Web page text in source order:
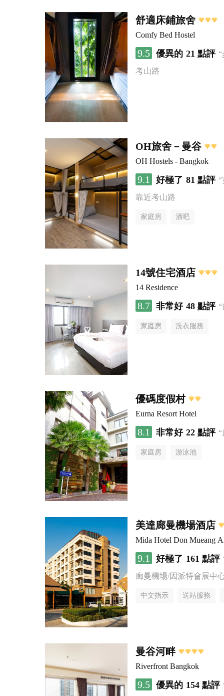
舒適床鋪旅舍
Comfy Bed Hostel
9.5 優異的 21 點評
考山路
OH旅舍－曼谷
OH Hostels - Bangkok
9.1 好極了 81 點評
靠近考山路
家庭房 酒吧
14號住宅酒店
14 Residence
8.7 非常好 48 點評
家庭房 洗衣服務
優碼度假村
Eurna Resort Hotel
8.1 非常好 22 點評
家庭房 游泳池
美達廊曼機場酒店
Mida Hotel Don Mueang
9.1 好極了 161 點評
廊曼機場/因派特會展中
中文指示 送站服務
曼谷河畔
Riverfront Bangkok
9.5 優異的 154 點評